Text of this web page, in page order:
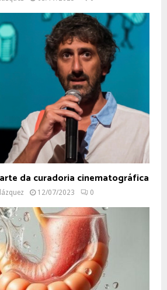
da curadoria cinematográfica
12/07/2023 0